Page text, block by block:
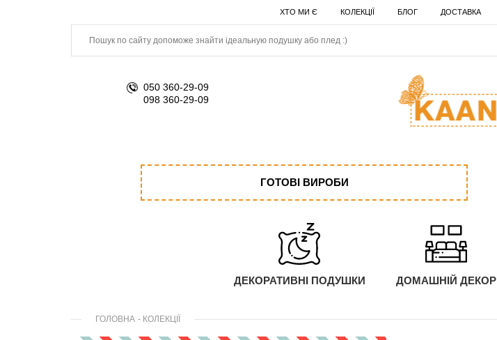
ХТО МИ Є КОЛЕКЦІЇ БЛОГ ДОСТАВКА
050 360-29-09
098 360-29-09
ГОТОВІ ВИРОБИ
ДЕКОРАТИВНІ ПОДУШКИ ДОМАШНІЙ ДЕКОР
ГОЛОВНА - КОЛЕКЦІЇ